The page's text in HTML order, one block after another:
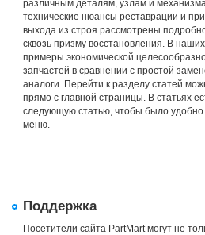
различным деталям, узлам и
технические нюансы реставрации и
выхода из строя рассмотрены
сквозь призму восстановления. В
примеры экономической
запчастей в сравнении с простой
аналоги. Перейти к разделу статей
прямо с главной страницы. В статьях
следующую статью, чтобы было удобно
меню.
Поддержка
Посетители сайта PartMart могут не